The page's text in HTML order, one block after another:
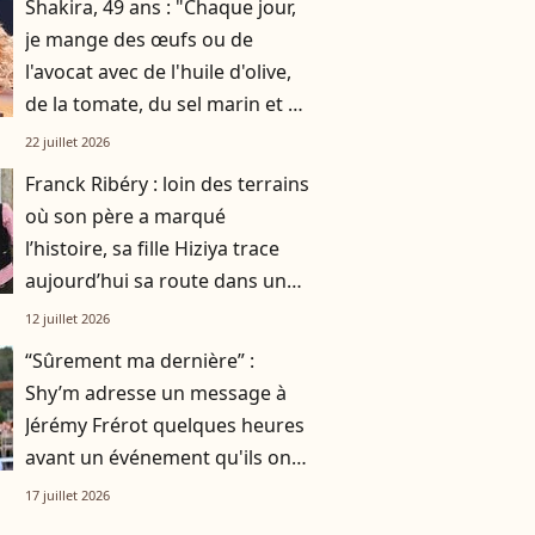
Shakira, 49 ans : "Chaque jour,
je mange des œufs ou de
l'avocat avec de l'huile d'olive,
de la tomate, du sel marin et un
smoothie"
22 juillet 2026
Franck Ribéry : loin des terrains
où son père a marqué
l’histoire, sa fille Hiziya trace
aujourd’hui sa route dans un
tout autre univers
12 juillet 2026
“Sûrement ma dernière” :
Shy’m adresse un message à
Jérémy Frérot quelques heures
avant un événement qu'ils ont
vécu ensemble
17 juillet 2026